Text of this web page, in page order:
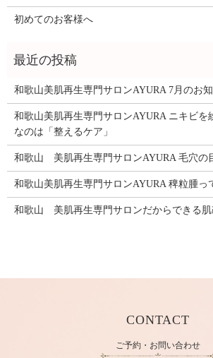
初めてのお客様へ
和歌山美肌再生専門サロンAYURA 7月のお
和歌山美肌再生専門サロンAYURA ニキビを
なのは「整えるケア」
和歌山 美肌再生専門サロンAYURA 毛穴の
和歌山美肌再生専門サロンAYURA 稗粒腫っ
和歌山 美肌再生専門サロンだからできる肌
CONTACT
ご予約・お問い合わせ